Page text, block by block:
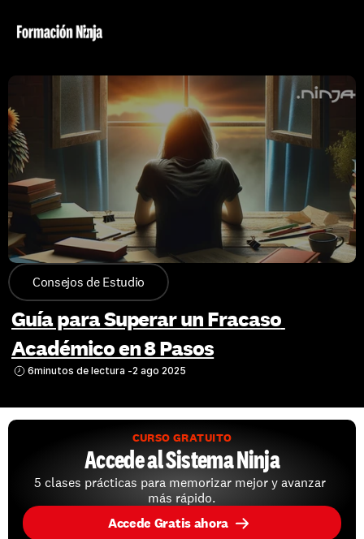
Consejos de Estudio
Guía para Superar un Fracaso
Académico en 8 Pasos
6minutos de lectura -2 ago 2025
CURSO GRATUITO
Accede al Sistema Ninja
5 clases prácticas para memorizar mejor y avanzar
más rápido.
Accede Gratis ahora